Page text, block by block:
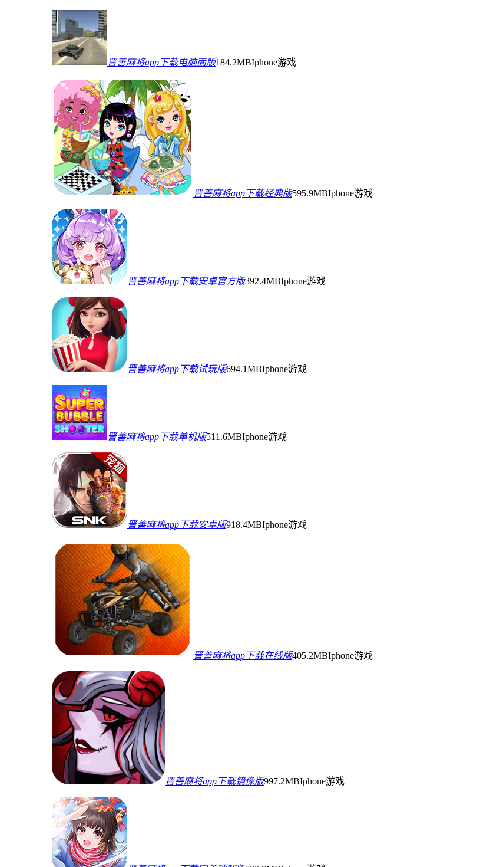
晋善麻将app下载电脑面版184.2MBIphone游戏
晋善麻将app下载经典版595.9MBIphone游戏
晋善麻将app下载安卓官方版392.4MBIphone游戏
晋善麻将app下载试玩版694.1MBIphone游戏
晋善麻将app下载单机版511.6MBIphone游戏
晋善麻将app下载安卓版918.4MBIphone游戏
晋善麻将app下载在线版405.2MBIphone游戏
晋善麻将app下载镜像版997.2MBIphone游戏